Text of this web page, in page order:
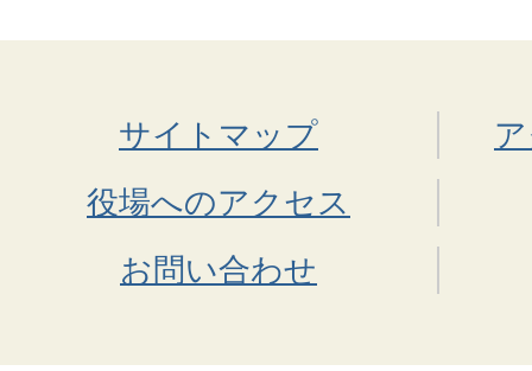
サイトマップ
役場へのアクセス
お問い合わせ